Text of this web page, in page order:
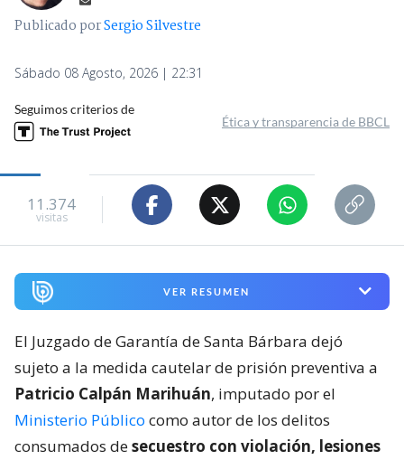
Publicado porSergio Silvestre
Sábado 08 Agosto, 2026 | 22:31
Seguimos criterios de
Ética y transparencia de BBCL
11.374
visitas
VER RESUMEN
El Juzgado de Garantía de Santa Bárbara dejó
sujeto a la medida cautelar de prisión preventiva a
Patricio Calpán Marihuán, imputado por el
Ministerio Público como autor de los delitos
consumados desecuestro con violación, lesiones